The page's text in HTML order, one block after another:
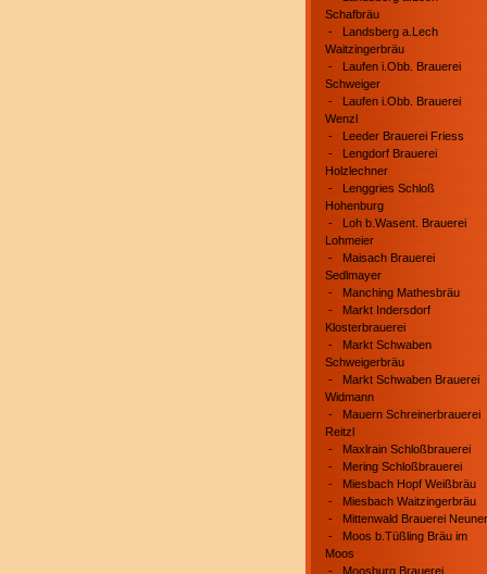
Schafbräu
- Landsberg a.Lech
Waitzingerbräu
- Laufen i.Obb. Brauerei
Schweiger
- Laufen i.Obb. Brauerei
Wenzl
- Leeder Brauerei Friess
- Lengdorf Brauerei
Holzlechner
- Lenggries Schloß
Hohenburg
- Loh b.Wasent. Brauerei
Lohmeier
- Maisach Brauerei
Sedlmayer
- Manching Mathesbräu
- Markt Indersdorf
Klosterbrauerei
- Markt Schwaben
Schweigerbräu
- Markt Schwaben Brauerei
Widmann
- Mauern Schreinerbrauerei
Reitzl
- Maxlrain Schloßbrauerei
- Mering Schloßbrauerei
- Miesbach Hopf Weißbräu
- Miesbach Waitzingerbräu
- Mittenwald Brauerei Neuner
- Moos b.Tüßling Bräu im
Moos
- Moosburg Brauerei